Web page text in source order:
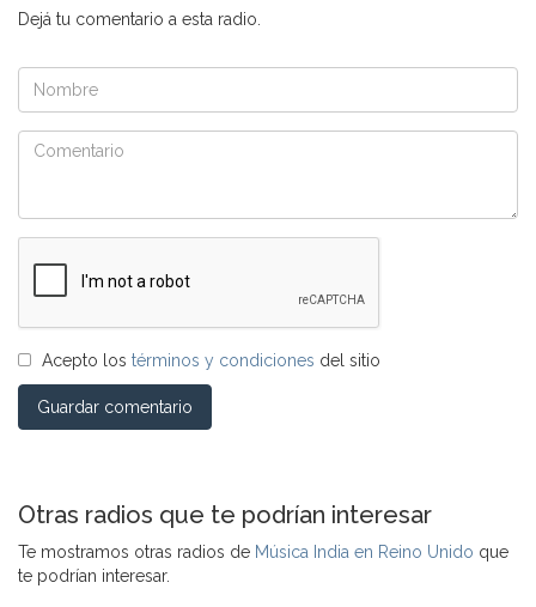
Dejá tu comentario a esta radio.
Acepto los términos y condiciones del sitio
Guardar comentario
Otras radios que te podrían interesar
Te mostramos otras radios de Música India en Reino Unido que
te podrían interesar.